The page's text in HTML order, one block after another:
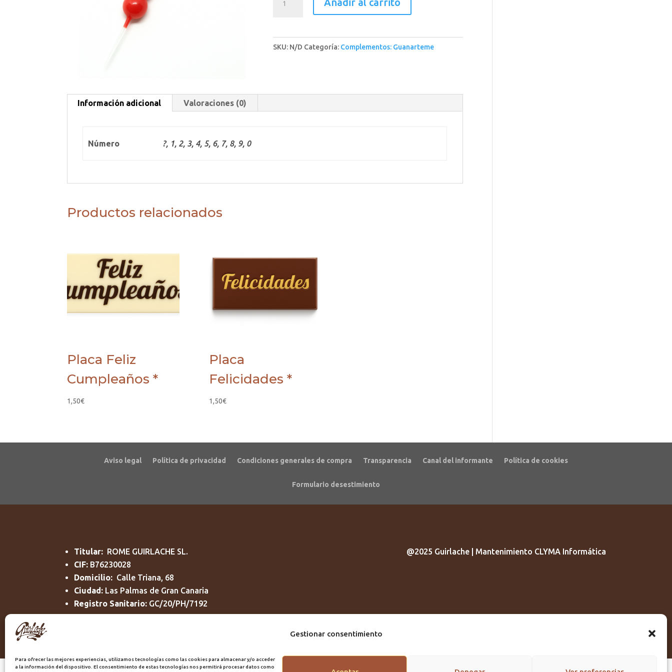
Gestionar consentimiento
Para ofrecer las mejores experiencias, utilizamos tecnologías como las cookies para almacenar y/o acceder
a la información del dispositivo. El consentimiento de estas tecnologías nos permitirá procesar datos como
SKU: N/D Categoría: Complementos: Guanarteme
Información adicional Valoraciones (0)
Número ?, 1, 2, 3, 4, 5, 6, 7, 8, 9, 0
Productos relacionados
Placa Feliz
Cumpleaños *
1,50€
Placa
Felicidades *
1,50€
Aviso legal Política de privacidad Condiciones generales de compra Transparencia Canal del informante Política de cookies
Formulario desestimiento
Titular: ROME GUIRLACHE SL.
CIF: B76230028
Domicilio: Calle Triana, 68
Ciudad: Las Palmas de Gran Canaria
Registro Sanitario: GC/20/PH/7192
@2025 Guirlache | Mantenimiento CLYMA Informática